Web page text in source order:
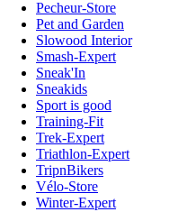
Pecheur-Store
Pet and Garden
Slowood Interior
Smash-Expert
Sneak'In
Sneakids
Sport is good
Training-Fit
Trek-Expert
Triathlon-Expert
TripnBikers
Vélo-Store
Winter-Expert